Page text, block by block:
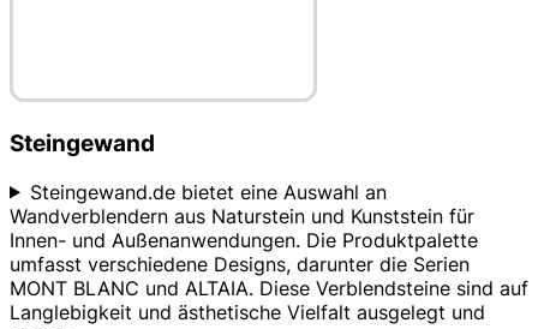
Steingewand
Steingewand.de bietet eine Auswahl an
Wandverblendern aus Naturstein und Kunststein für
Innen- und Außenanwendungen. Die Produktpalette
umfasst verschiedene Designs, darunter die Serien
MONT BLANC und ALTAIA. Diese Verblendsteine sind auf
Langlebigkeit und ästhetische Vielfalt ausgelegt und